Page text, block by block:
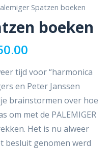
Spatzen boeken
boeken
tijd voor “harmonica
en Peter Janssen
brainstormen over hoe
om met de PALEMIGER
Het is nu alweer
besluit genomen werd